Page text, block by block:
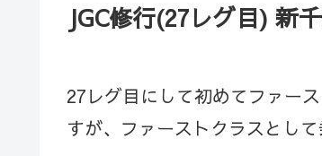
JGC修行(27レグ目) 新
27レグ目にして初めてファー
すが、ファーストクラスとし